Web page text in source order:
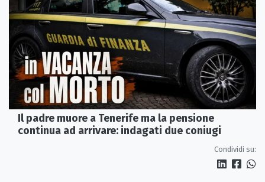
Il padre muore a Tenerife ma la pensione
continua ad arrivare: indagati due coniugi
Condividi su: